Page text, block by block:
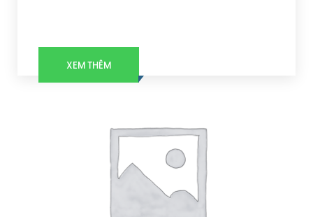
XEM THÊM